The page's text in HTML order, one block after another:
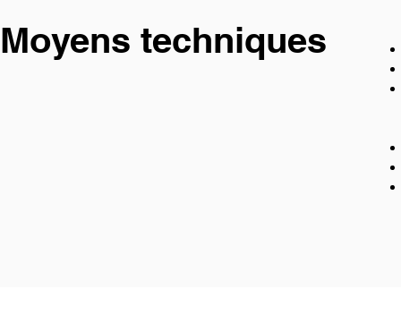
Moyens techniques